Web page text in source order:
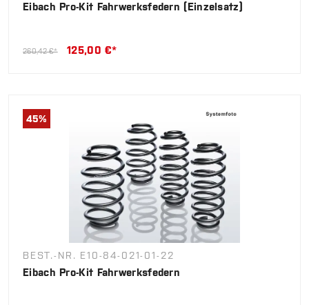
Eibach Pro-Kit Fahrwerksfedern (Einzelsatz)
260,42 €* 125,00 €*
45%
BEST.-NR. E10-84-021-01-22
Eibach Pro-Kit Fahrwerksfedern